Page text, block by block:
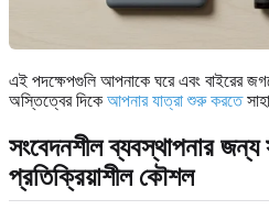
এই পদক্ষেপগুলি আপনাকে ঘরে এবং বাইরের
অস্তিত্বের দিকে আপনার যাত্রা শুরু করতে
সংবেদনশীল ব্যবস্থাপনার
প্রতিক্রিয়াশীল কৌশল